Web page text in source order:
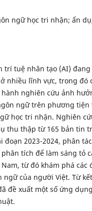
ngữ học tri nhận; ẩn
trí tuệ nhân tạo (AI)
nhiều lĩnh vực, trong đó
nghiên cứu ảnh
ngữ trên phương
học tri nhận. Nghiên
thu thập từ 165 bản tin
đoạn 2023-2024, phân
tích để làm sáng tỏ
từ đó khám phá các
ngữ của người Việt. Từ
đề xuất một số ứng